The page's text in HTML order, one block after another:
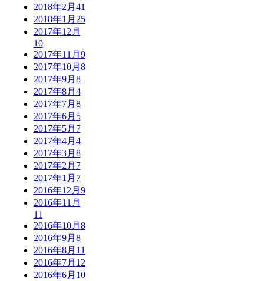
2018年2月 41
2018年1月 25
2017年12月
10
2017年11月 9
2017年10月 8
2017年9月 8
2017年8月 4
2017年7月 8
2017年6月 5
2017年5月 7
2017年4月 4
2017年3月 8
2017年2月 7
2017年1月 7
2016年12月 9
2016年11月
11
2016年10月 8
2016年9月 8
2016年8月 11
2016年7月 12
2016年6月 10